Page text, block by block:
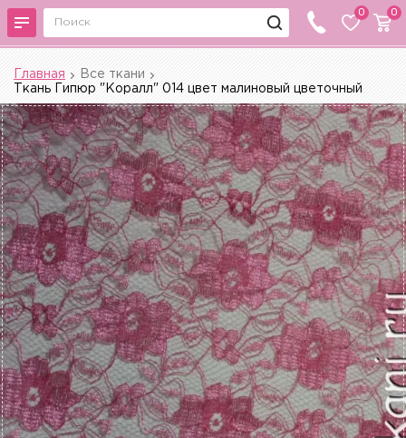
0 0
Главная
Все ткани
Ткань Гипюр "Коралл" 014 цвет малиновый цветочный